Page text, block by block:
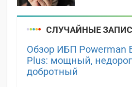
СЛУЧАЙНЫЕ
Обзор ИБП Powerman
Plus: мощный,
добротный